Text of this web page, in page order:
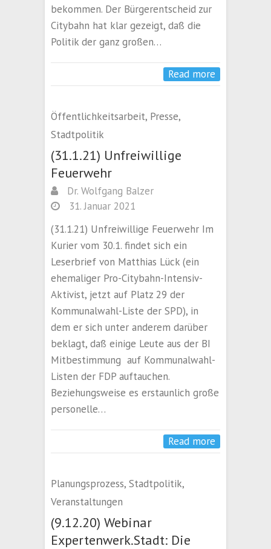
bekommen. Der Bürgerentscheid zur
Citybahn hat klar gezeigt, daß die
Politik der ganz großen…
Read more
Öffentlichkeitsarbeit, Presse,
Stadtpolitik
(31.1.21) Unfreiwillige
Feuerwehr
Dr. Wolfgang Balzer
31. Januar 2021
(31.1.21) Unfreiwillige Feuerwehr Im
Kurier vom 30.1. findet sich ein
Leserbrief von Matthias Lück (ein
ehemaliger Pro-Citybahn-Intensiv-
Aktivist, jetzt auf Platz 29 der
Kommunalwahl-Liste der SPD), in
dem er sich unter anderem darüber
beklagt, daß einige Leute aus der BI
Mitbestimmung auf Kommunalwahl-
Listen der FDP auftauchen.
Beziehungsweise es erstaunlich große
personelle…
Read more
Planungsprozess, Stadtpolitik,
Veranstaltungen
(9.12.20) Webinar
Expertenwerk.Stadt: Die